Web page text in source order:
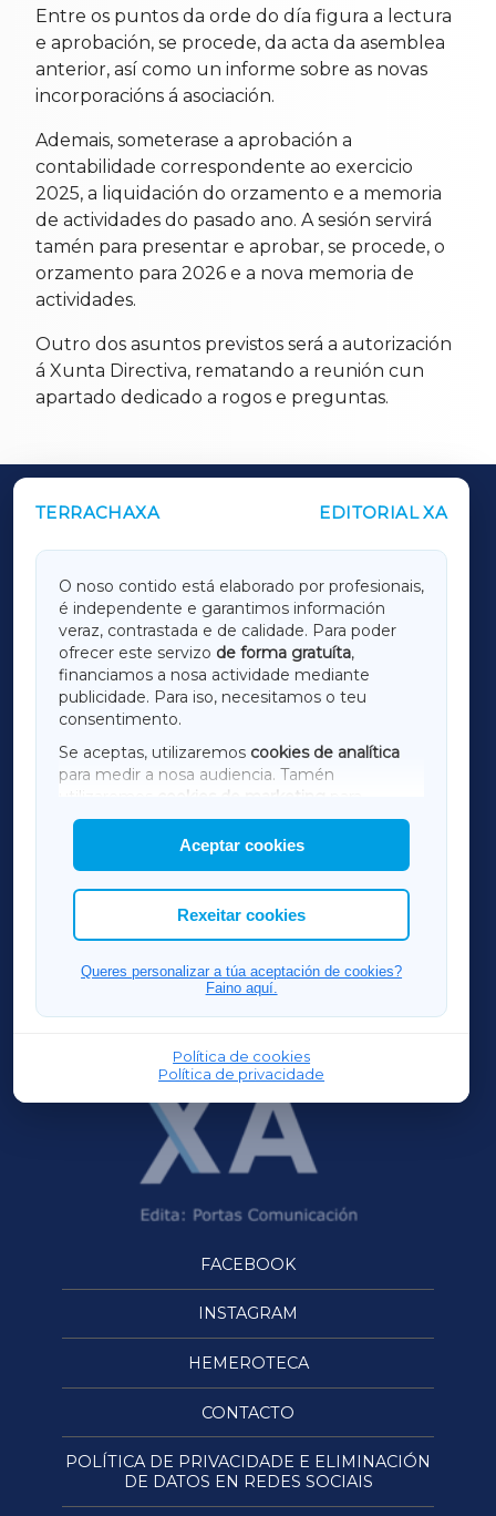
Entre os puntos da orde do día figura a lectura
e aprobación, se procede, da acta da asemblea
anterior, así como un informe sobre as novas
incorporacións á asociación.
Ademais, someterase a aprobación a
contabilidade correspondente ao exercicio
2025, a liquidación do orzamento e a memoria
de actividades do pasado ano. A sesión servirá
tamén para presentar e aprobar, se procede, o
orzamento para 2026 e a nova memoria de
actividades.
Outro dos asuntos previstos será a autorización
á Xunta Directiva, rematando a reunión cun
apartado dedicado a rogos e preguntas.
TERRACHAXA EDITORIAL XA
O noso contido está elaborado por profesionais,
é independente e garantimos información
veraz, contrastada e de calidade. Para poder
ofrecer este servizo de forma gratuíta,
financiamos a nosa actividade mediante
publicidade. Para iso, necesitamos o teu
consentimento.
Se aceptas, utilizaremos cookies de analítica
para medir a nosa audiencia. Tamén
utilizaremos
cookies de marketing
mostrar publicidade de terceiros.
Así mesmo, podes personalizar a elección das
cookies que desexas permitir.
Aceptar cookies
Rexeitar cookies
Queres personalizar a túa aceptación de cookies?
Faino aquí.
Política de cookies
Política de privacidade
OUTROS PERIÓDICOS
LUGOXA
TERRACHAXA
AMARIÑAXA
RIBEIRASACRAXA
ACORUÑAXA
FERROLXA
OURENSEXA
FACEBOOK
INSTAGRAM
HEMEROTECA
CONTACTO
POLÍTICA DE PRIVACIDADE E ELIMINACIÓN
DE DATOS EN REDES SOCIAIS